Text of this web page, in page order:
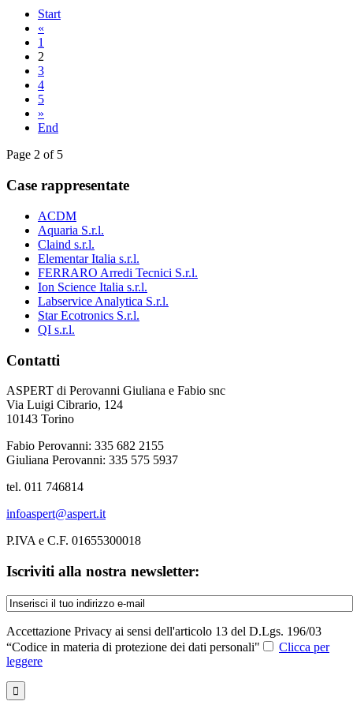
Start
«
1
2
3
4
5
»
End
Page 2 of 5
Case rappresentate
ACDM
Aquaria S.r.l.
Claind s.r.l.
Elementar Italia s.r.l.
FERRARO Arredi Tecnici S.r.l.
Ion Science Italia s.r.l.
Labservice Analytica S.r.l.
Star Ecotronics S.r.l.
QI s.r.l.
Contatti
ASPERT di Perovanni Giuliana e Fabio snc
Via Luigi Cibrario, 124
10143 Torino
Fabio Perovanni: 335 682 2155
Giuliana Perovanni: 335 575 5937
tel. 011 746814
infoaspert@aspert.it
P.IVA e C.F. 01655300018
Iscriviti alla nostra newsletter:
Accettazione Privacy ai sensi dell'articolo 13 del D.Lgs. 196/03
“Codice in materia di protezione dei dati personali"
Clicca per
leggere